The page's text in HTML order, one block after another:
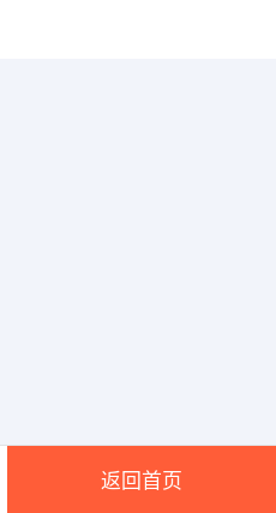
返回首页